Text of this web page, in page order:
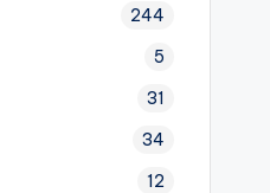
244
5
31
34
12